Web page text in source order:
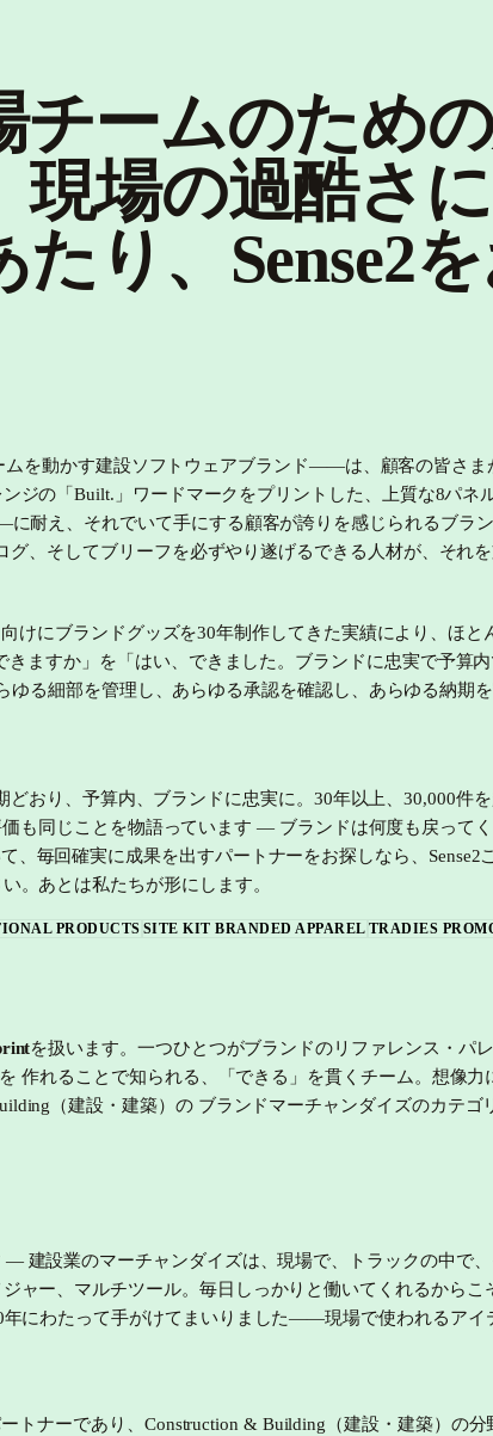
ームのため
場の過酷さ
り、Sense2
を動かす建設ソフトウェアブランド——は、顧客の皆さま
ジの「Built.」ワードマークをプリントした、上質な8パ
え、それでいて手にする顧客が誇りを感じられるブラ
、そしてブリーフを必ずやり遂げるできる人材が、それを
けにブランドグッズを30年制作してきた実績により、ほ
ますか」を「はい、できました。ブランドに忠実で予算
る細部を管理し、あらゆる承認を確認し、あらゆる納期
おり、予算内、ブランドに忠実に。30年以上、30,000件
も同じことを物語っています — ブランドは何度も戻って
、毎回確実に成果を出すパートナーをお探しなら、
。あとは私たちが形にします。
PRODUCTS SITE KIT BRANDED APPAREL TRADIES
を扱います。一つひとつがブランドのリファレンス・パ
作れることで知られる、「できる」を貫くチーム。想像
（建設・建築） の ブランドマーチャンダイズのカテゴ
— 建設業のマーチャンダイズは、現場で、トラックの中
ー、マルチツール。毎日しっかりと働いてくれるからこ
にわたって手がけてまいりました——現場で使われるアイ
トナーであり、Construction & Building（建設・建築）の